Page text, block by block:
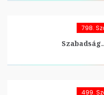
798.
499.